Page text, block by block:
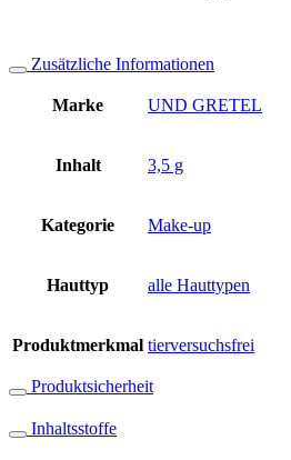
Zusätzliche Informationen
Marke UND GRETEL
Inhalt 3,5 g
Kategorie Make-up
Hauttyp alle Hauttypen
Produktmerkmal tierversuchsfrei
Produktsicherheit
Inhaltsstoffe